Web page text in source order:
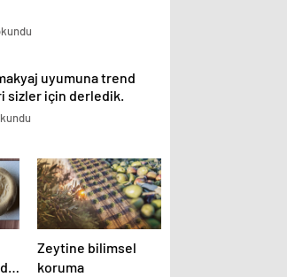
uyumuna trend
sizler için derledik.
Zeytine bilimsel
koruma